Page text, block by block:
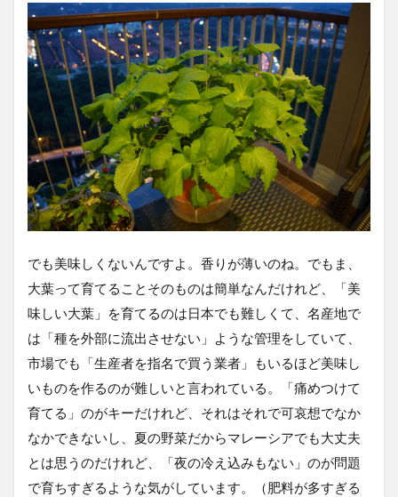
でも美味しくないんですよ。香りが薄いのね。でもま、
大葉って育てることそのものは簡単なんだけれど、「美
味しい大葉」を育てるのは日本でも難しくて、名産地で
は「種を外部に流出させない」ような管理をしていて、
市場でも「生産者を指名で買う業者」もいるほど美味し
いものを作るのが難しいと言われている。「痛めつけて
育てる」のがキーだけれど、それはそれで可哀想でなか
なかできないし、夏の野菜だからマレーシアでも大丈夫
とは思うのだけれど、「夜の冷え込みもない」のが問題
で育ちすぎるような気がしています。（肥料が多すぎる